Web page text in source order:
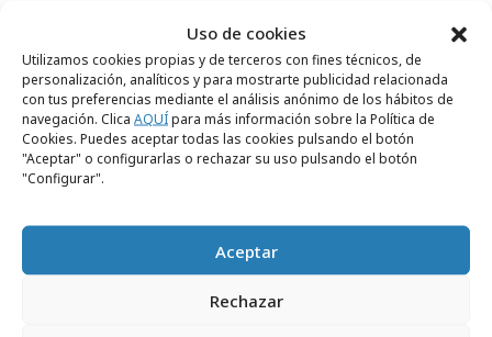
Uso de cookies
Utilizamos cookies propias y de terceros con fines técnicos, de
personalización, analíticos y para mostrarte publicidad relacionada
con tus preferencias mediante el análisis anónimo de los hábitos de
navegación. Clica AQUÍpara más información sobre la Política de
Cookies. Puedes aceptar todas las cookies pulsando el botón
"Aceptar" o configurarlas o rechazar su uso pulsando el botón
"Configurar".
Aceptar
Rechazar
RECIBE NUESTRA
NEWSLETTER
Suscríbete gratis a nuestra newsletter para
recibir cada día el contenido más actual sobre
creatividad, publicidad, marketing, y